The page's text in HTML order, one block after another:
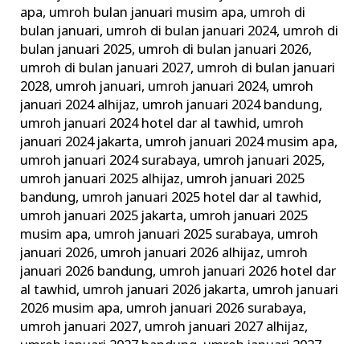
apa, umroh bulan januari musim apa, umroh di
bulan januari, umroh di bulan januari 2024, umroh di
bulan januari 2025, umroh di bulan januari 2026,
umroh di bulan januari 2027, umroh di bulan januari
2028, umroh januari, umroh januari 2024, umroh
januari 2024 alhijaz, umroh januari 2024 bandung,
umroh januari 2024 hotel dar al tawhid, umroh
januari 2024 jakarta, umroh januari 2024 musim apa,
umroh januari 2024 surabaya, umroh januari 2025,
umroh januari 2025 alhijaz, umroh januari 2025
bandung, umroh januari 2025 hotel dar al tawhid,
umroh januari 2025 jakarta, umroh januari 2025
musim apa, umroh januari 2025 surabaya, umroh
januari 2026, umroh januari 2026 alhijaz, umroh
januari 2026 bandung, umroh januari 2026 hotel dar
al tawhid, umroh januari 2026 jakarta, umroh januari
2026 musim apa, umroh januari 2026 surabaya,
umroh januari 2027, umroh januari 2027 alhijaz,